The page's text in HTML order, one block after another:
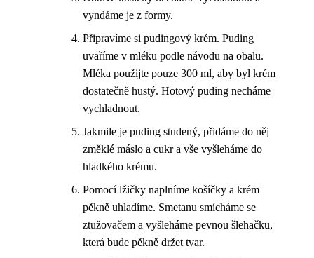
vyndáme je z formy.
Připravíme si pudingový krém. Puding
uvaříme v mléku podle návodu na obalu.
Mléka použijte pouze 300 ml, aby byl krém
dostatečně hustý. Hotový puding necháme
vychladnout.
Jakmile je puding studený, přidáme do něj
změklé máslo a cukr a vše vyšleháme do
hladkého krému.
Pomocí lžičky naplníme košíčky a krém
pěkně uhladíme. Smetanu smícháme se
ztužovačem a vyšleháme pevnou šlehačku,
která bude pěkně držet tvar.